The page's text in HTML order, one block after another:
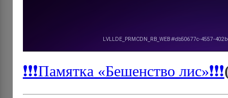
❗❗❗Памятка «Бешенство лис»❗❗❗